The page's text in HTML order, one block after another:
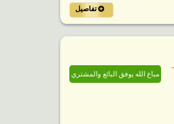
تفاصيل
مباع الله يوفق البائع والمشتري